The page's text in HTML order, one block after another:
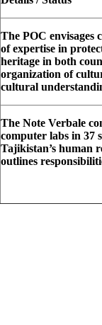
The POC envisages
of expertise in
heritage in both
organization of
cultural
The Note Verbale
computer labs in 37
Tajikistan’s human
outlines